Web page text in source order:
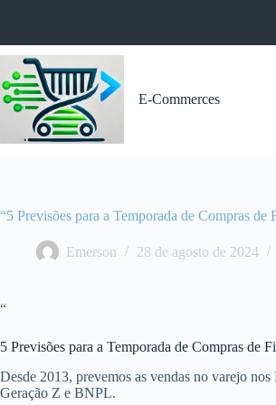
conteúdo
E-Commerces
“5 Previsões para a Temporada de Compras de
Emerson 28 de agosto de 2024
“
5 Previsões para a Temporada de Compras de
Desde 2013, prevemos as vendas no varejo
Geração Z e BNPL.